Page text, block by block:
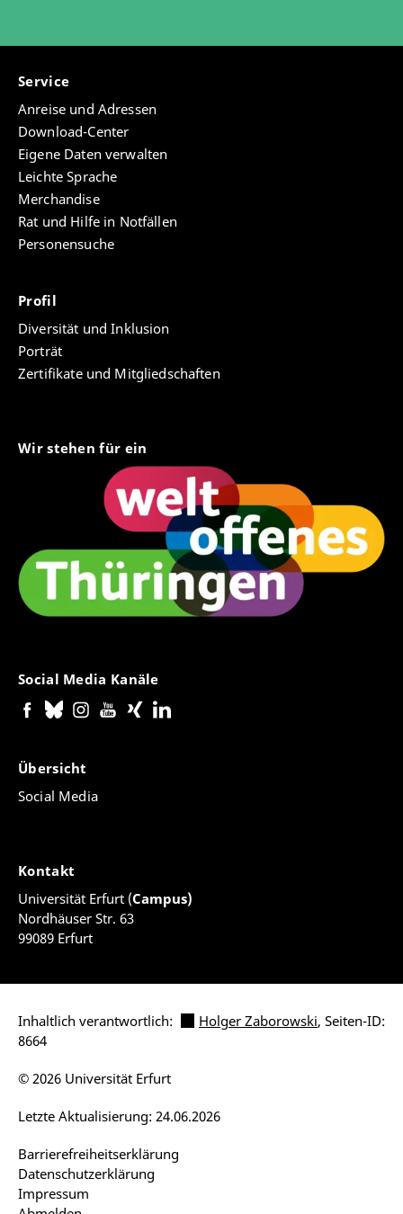
Service
Anreise und Adressen
Download-Center
Eigene Daten verwalten
Leichte Sprache
Merchandise
Rat und Hilfe in Notfällen
Personensuche
Profil
Diversität und Inklusion
Porträt
Zertifikate und Mitgliedschaften
Wir stehen für ein
Social Media Kanäle
Übersicht
Social Media
Kontakt
Universität Erfurt (Campus)
Nordhäuser Str. 63
99089 Erfurt
Inhaltlich verantwortlich: Holger Zaborowski, Seiten-ID:
8664
Barrierefreiheitserklärung
Datenschutzerklärung
Impressum
Letzte Aktualisierung: 24.06.2026
© 2026 Universität Erfurt